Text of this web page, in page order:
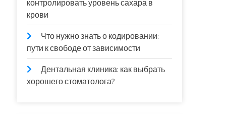
контролировать уровень сахара в
крови
Что нужно знать о кодировании:
пути к свободе от зависимости
Дентальная клиника: как выбрать
хорошего стоматолога?